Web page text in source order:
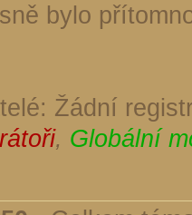
bylo
Žádní
, Globální